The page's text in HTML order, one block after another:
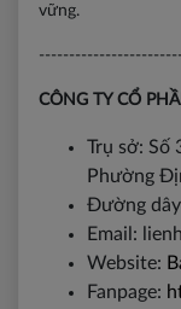
vững.
CÔNG TY CỔ
Trụ sở: Số
Phường
Đường dây
Email:
Website:
Fanpage: